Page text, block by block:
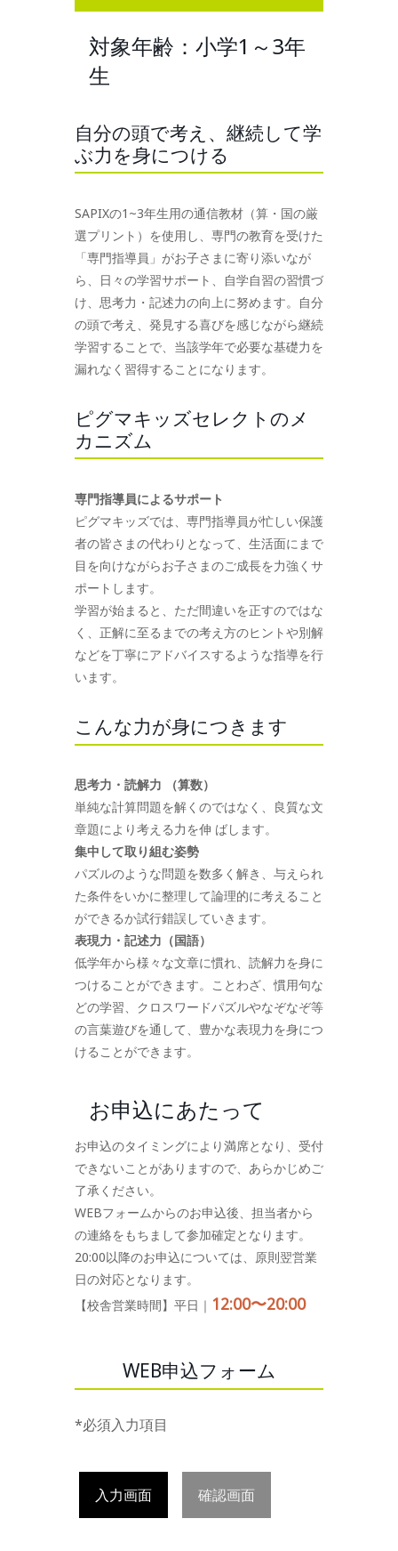
対象年齢：小学1～3年
生
自分の頭で考え、継続して学
ぶ力を身につける
SAPIXの1~3年生用の通信教材（算・国の厳
選プリント）を使用し、専門の教育を受けた
「専門指導員」がお子さまに寄り添いなが
ら、日々の学習サポート、自学自習の習慣づ
け、思考力・記述力の向上に努めます。自分
の頭で考え、発見する喜びを感じながら継続
学習することで、当該学年で必要な基礎力を
漏れなく習得することになります。
ピグマキッズセレクトのメ
カニズム
専門指導員によるサポート
ピグマキッズでは、専門指導員が忙しい保護
者の皆さまの代わりとなって、生活面にまで
目を向けながらお子さまのご成長を力強くサ
ポートします。
学習が始まると、ただ間違いを正すのではな
く、正解に至るまでの考え方のヒントや別解
などを丁寧にアドバイスするような指導を行
います。
こんな力が身につきます
思考力・読解力 （算数）
単純な計算問題を解くのではなく、良質な文
章題により考える力を伸 ばします。
集中して取り組む姿勢
パズルのような問題を数多く解き、与えられ
た条件をいかに整理して論理的に考えること
ができるか試行錯誤していきます。
表現力・記述力（国語）
低学年から様々な文章に慣れ、読解力を身に
つけることができます。ことわざ、慣用句な
どの学習、クロスワードパズルやなぞなぞ等
の言葉遊びを通して、豊かな表現力を身につ
けることができます。
お申込にあたって
お申込のタイミングにより満席となり、受付
できないことがありますので、あらかじめご
了承ください。
WEBフォームからのお申込後、担当者から
の連絡をもちまして参加確定となります。
20:00以降のお申込については、原則翌営業
日の対応となります。
【校舎営業時間】平日｜ 12:00〜20:00
WEB申込フォーム
*必須入力項目
入力画面 確認画面